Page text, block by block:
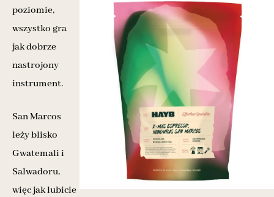
poziomie,
wszystko gra
jak dobrze
nastrojony
instrument.
San Marcos
leży blisko
Gwatemali i
Salwadoru,
więc jak lubicie